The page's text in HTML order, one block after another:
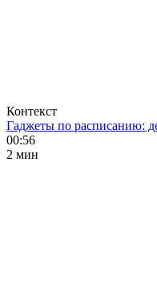
Контекст
Гаджеты по расписанию:
00:56
2 мин